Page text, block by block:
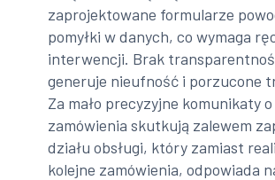
zaprojektowane formularze
pomyłki w danych, co wymaga
interwencji. Brak
generuje nieufność i porzucone
Za mało precyzyjne komunikaty
zamówienia skutkują zalewem
działu obsługi, który zamiast
kolejne zamówienia, odpowiada